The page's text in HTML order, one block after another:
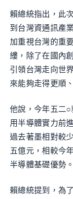
賴總統指出，此
到台灣資通訊產
加重視台灣的重
縷，除了在國內
引領台灣走向世
來能夠走得更順
他說，今年五二
用半導體實力前
過去著墨相對較
五億元，相較今
半導體基礎優勢。
賴總統提到，為